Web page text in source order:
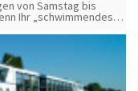
von Samstag bis